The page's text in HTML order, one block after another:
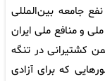
جامعه بین‌المللی
و منافع ملی ایران
کشتیرانی در تنگه
که برای آزادی